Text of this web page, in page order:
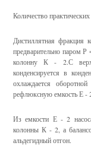
Количество
Дистиллятная
предварительно паром Р
колонну К - 2.С
конденсируется в
охлаждается
рефлюксную емкость Е -
Из емкости Е - 2
колонны К - 2, а
альдегидный отгон.